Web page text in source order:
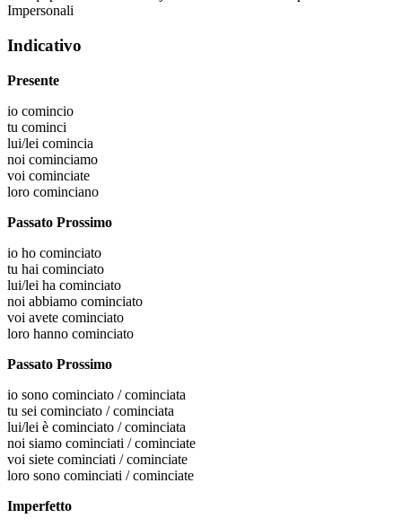
Impersonali
Indicativo
Presente
io comincio
tu cominci
lui/lei comincia
noi cominciamo
voi cominciate
loro cominciano
Passato Prossimo
io ho cominciato
tu hai cominciato
lui/lei ha cominciato
noi abbiamo cominciato
voi avete cominciato
loro hanno cominciato
Passato Prossimo
io sono cominciato / cominciata
tu sei cominciato / cominciata
lui/lei è cominciato / cominciata
noi siamo cominciati / cominciate
voi siete cominciati / cominciate
loro sono cominciati / cominciate
Imperfetto